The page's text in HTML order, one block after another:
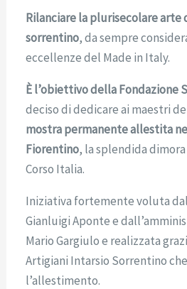
Rilanciare la plurisecolare arte
sorrentino, da sempre
eccellenze del Made in Italy.
È l’obiettivo della Fondazione
deciso di dedicare ai maestri
mostra permanente allestita
Fiorentino, la splendida
Corso Italia.
Iniziativa fortemente voluta
Gianluigi Aponte e
Mario Gargiulo e realizzata
Artigiani Intarsio Sorrentino
l’allestimento.